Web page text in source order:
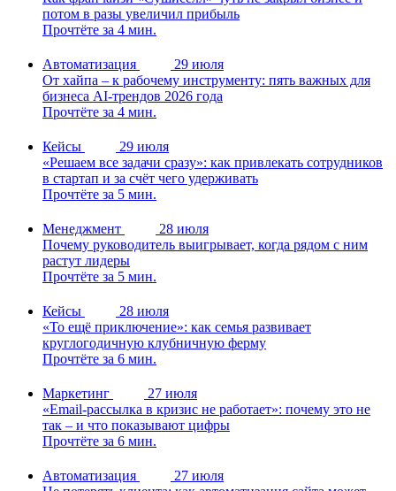
потом в разы увеличил прибыль
Прочтёте за 4 мин.
Автоматизация
29 июля
От хайпа – к рабочему инструменту: пять важных для
бизнеса AI-трендов 2026 года
Прочтёте за 4 мин.
Кейсы
29 июля
«Решаем все задачи сразу»: как привлекать сотрудников
в стартап и за счёт чего удерживать
Прочтёте за 5 мин.
Менеджмент
28 июля
Почему руководитель выигрывает, когда рядом с ним
растут лидеры
Прочтёте за 5 мин.
Кейсы
28 июля
«То ещё приключение»: как семья развивает
круглогодичную клубничную ферму
Прочтёте за 6 мин.
Маркетинг
27 июля
«Email-рассылка в кризис не работает»: почему это не
так – и что показывают цифры
Прочтёте за 6 мин.
Автоматизация
27 июля